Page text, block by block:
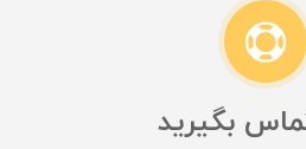
بگیرید